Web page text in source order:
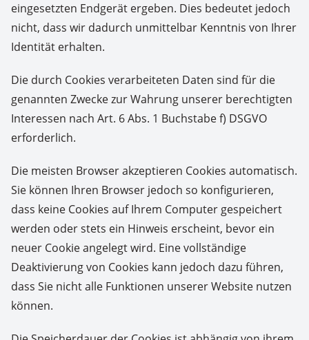
eingesetzten Endgerät ergeben. Dies bedeutet jedoch
nicht, dass wir dadurch unmittelbar Kenntnis von Ihrer
Identität erhalten.
Die durch Cookies verarbeiteten Daten sind für die
genannten Zwecke zur Wahrung unserer berechtigten
Interessen nach Art. 6 Abs. 1 Buchstabe f) DSGVO
erforderlich.
Die meisten Browser akzeptieren Cookies automatisch.
Sie können Ihren Browser jedoch so konfigurieren,
dass keine Cookies auf Ihrem Computer gespeichert
werden oder stets ein Hinweis erscheint, bevor ein
neuer Cookie angelegt wird. Eine vollständige
Deaktivierung von Cookies kann jedoch dazu führen,
dass Sie nicht alle Funktionen unserer Website nutzen
können.